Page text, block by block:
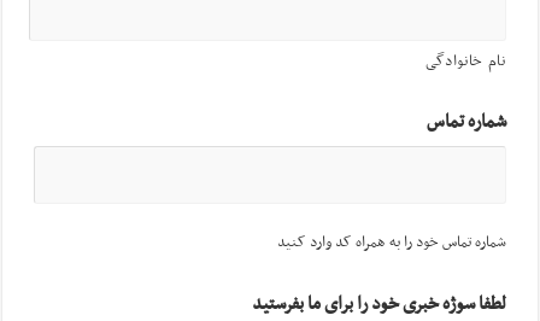
نام خانوادگی
شماره تماس
شماره تماس خود را به همراه کد وارد کنید
لطفا سوژه خبری خود را برای ما بفرستید